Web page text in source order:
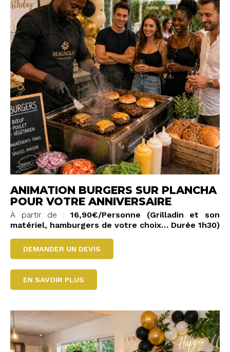
ANIMATION BURGERS SUR PLANCHA
POUR VOTRE ANNIVERSAIRE
À partir de :16,90€/Personne
(Grilladin et son
matériel, hamburgers de votre choix… Durée 1h30)
DEMANDER UN DEVIS
EN SAVOIR PLUS